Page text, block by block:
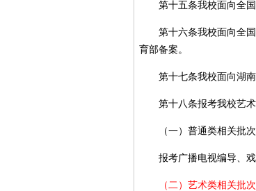
第十五条我校面向全国
第十六条我校面向全国
育部备案。
第十七条我校面向湖南
第十八条报考我校艺术
（一）普通类相关批次
报考广播电视编导、戏
（二）艺术类相关批次